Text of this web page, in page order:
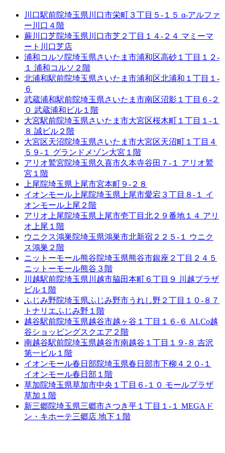
川口駅前院埼玉県川口市栄町３丁目５-１５ α-アルファ
ー川口４階
蕨川口芝院埼玉県川口市芝２丁目１４-２４ マミーマ
ート川口芝店
浦和コルソ院埼玉県さいたま市浦和区高砂１丁目１２-
１ 浦和コルソ２階
北浦和駅前院埼玉県さいたま市浦和区北浦和１丁目１-
６
武蔵浦和駅前院埼玉県さいたま市南区沼影１丁目６-２
０ 武蔵浦和ビル１階
大宮駅前院埼玉県さいたま市大宮区桜木町１丁目１-１
８ 誠ビル２階
大宮区天沼院埼玉県さいたま市大宮区天沼町１丁目４
５９-１ グランドメゾン大宮１階
アリオ鷲宮院埼玉県久喜市久本寺谷田７-１ アリオ鷲
宮１階
上尾院埼玉県上尾市宮本町９-２８
イオンモール上尾院埼玉県上尾市愛宕３丁目８-１ イ
オンモール上尾２階
アリオ上尾院埼玉県上尾市壱丁目北２９番地１４ アリ
オ上尾１階
ウニクス鴻巣院埼玉県鴻巣市北新宿２２５-１ ウニク
ス鴻巣２階
ニットーモール熊谷院埼玉県熊谷市銀座２丁目２４５
ニットーモール熊谷３階
川越駅前院埼玉県川越市脇田本町６丁目９ 川越プラザ
ビル１階
ふじみ野院埼玉県ふじみ野市うれし野２丁目１０-８７
トナリエふじみ野１階
越谷駅前院埼玉県越谷市越ヶ谷１丁目１６-６ ALCo越
谷ショッピングスクエア２階
南越谷駅前院埼玉県越谷市南越谷１丁目１９-８ 吉沢
第一ビル１階
イオンモール春日部院埼玉県春日部市下柳４２０-１
イオンモール春日部１階
草加院埼玉県草加市中央１丁目６-１０ モールプラザ
草加１階
新三郷院埼玉県三郷市さつき平１丁目１-１ MEGAド
ン・キホーテ三郷店 地下１階